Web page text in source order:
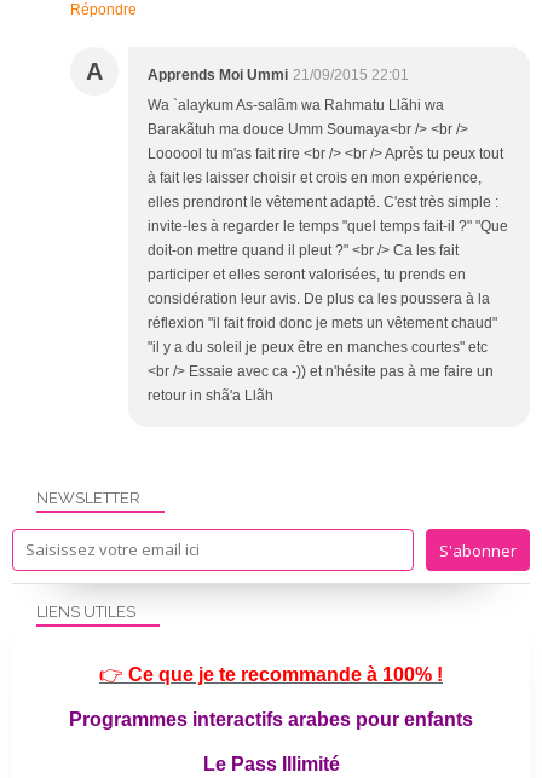
Répondre
A Apprends Moi Ummi 21/09/2015 22:01
Wa `alaykum As-salãm wa Rahmatu Llãhi wa
Barakãtuh ma douce Umm Soumaya<br /> <br />
Loooool tu m'as fait rire <br /> <br /> Après tu peux tout
à fait les laisser choisir et crois en mon expérience,
elles prendront le vêtement adapté. C'est très simple :
invite-les à regarder le temps "quel temps fait-il ?" "Que
doit-on mettre quand il pleut ?" <br /> Ca les fait
participer et elles seront valorisées, tu prends en
considération leur avis. De plus ca les poussera à la
réflexion "il fait froid donc je mets un vêtement chaud"
"il y a du soleil je peux être en manches courtes" etc
<br /> Essaie avec ca -)) et n'hésite pas à me faire un
retour in shã'a Llãh
NEWSLETTER
LIENS UTILES
👉 Ce que je te recommande à 100% !
Programmes interactifs arabes pour enfants
Le Pass Illimité